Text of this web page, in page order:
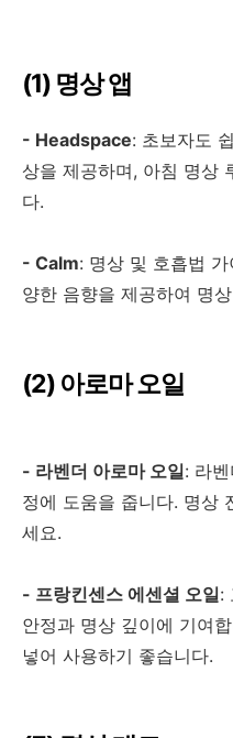
(1) 명상 앱
- Headspace: 초보자도
상을 제공하며, 아침 명상
다.
- Calm: 명상 및 호흡법
양한 음향을 제공하여 명
(2) 아로마 오일
- 라벤더 아로마 오일: 라
정에 도움을 줍니다. 명상
세요.
- 프랑킨센스 에센셜 오일:
안정과 명상 깊이에 기여
넣어 사용하기 좋습니다.